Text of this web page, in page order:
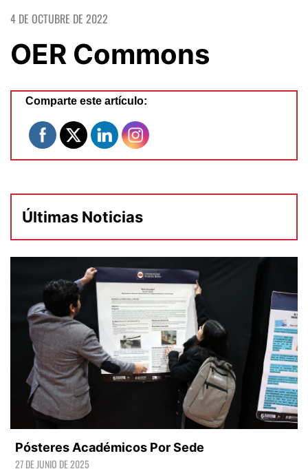
4 DE OCTUBRE DE 2022
OER Commons
Comparte este artículo:
Últimas Noticias
Pósteres Académicos Por Sede
27 DE JUNIO DE 2025